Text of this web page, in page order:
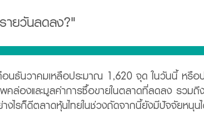
ายวันลดลง?"
นธันวาคมเหลือประมาณ 1,620 จุด ในวันนี้ หรื
ล่องและมูลค่าการซื้อขายในตลาดที่ลดลง รวม
ไรก็ดีตลาดหุ้นไทยในช่วงถัดจากนี้ยังมีปัจจัยหนุน